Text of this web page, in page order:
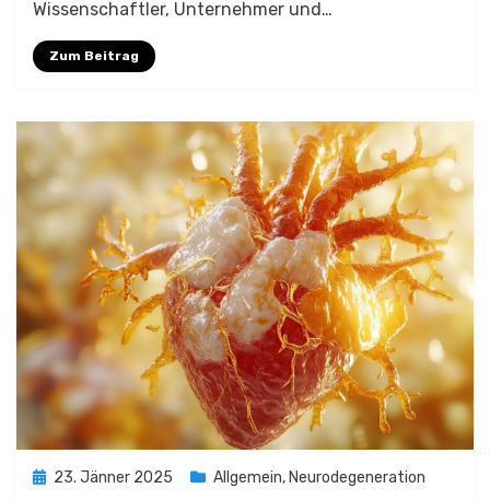
Wissenschaftler, Unternehmer und…
Zum Beitrag
Posted
23. Jänner 2025 Allgemein, Neurodegeneration